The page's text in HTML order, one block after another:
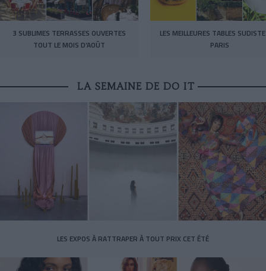
3 SUBLIMES TERRASSES OUVERTES
TOUT LE MOIS D’AOÛT
LES MEILLEURES TABLES
PARIS
LA SEMAINE DE DO IT
LES EXPOS À RATTRAPER À TOUT PRIX CET ÉTÉ